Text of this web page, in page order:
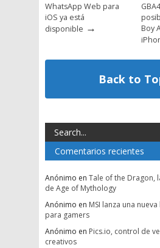
WhatsApp Web para
iOS ya está
disponible →
Boy
Back to
Comentarios recientes
Anónimo en Tale of the Dragon,
de Age of Mythology
Anónimo en MSI lanza una
para gamers
Anónimo en Pics.io, control de
creativos